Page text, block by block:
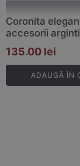
Coronita
accesorii
135.00 lei
ADAUGĂ ÎN